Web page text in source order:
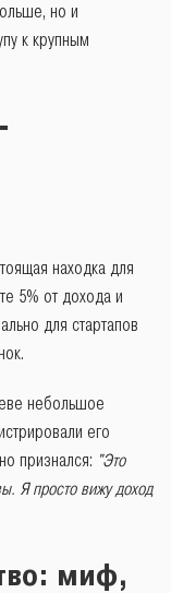
но и
к крупным
находка для
5% от дохода и
для стартапов
небольшое
его
признался: "Это
Я просто вижу доход
миф,